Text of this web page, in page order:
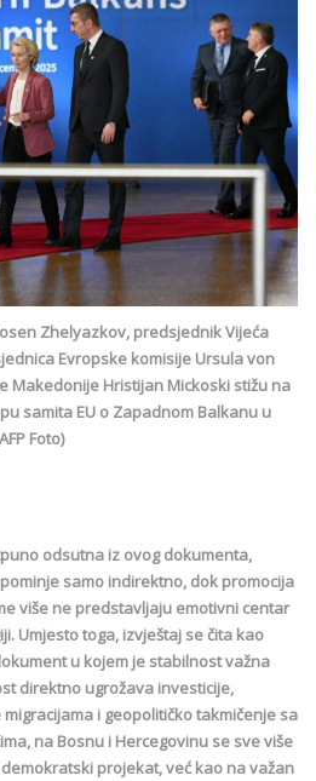
Zhelyazkov, predsjednik Vijeća
Evropske komisije Ursula von
Makedonije Hristijan Mickoski stižu na
samita EU o Zapadnom Balkanu u
Foto)
odsutna iz ovog dokumenta,
samo indirektno, dok promocija
više ne predstavljaju emotivni centar
Umjesto toga, izvještaj se čita kao
u kojem je stabilnost važna
direktno ugrožava investicije,
i geopolitičko takmičenje sa
na Bosnu i Hercegovinu se sve više
projekat, već kao na važan